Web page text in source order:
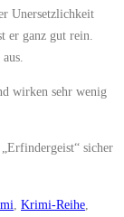
Unersetzlichkeit
er ganz gut rein.
wirken sehr wenig
sicher
Krimi-Reihe